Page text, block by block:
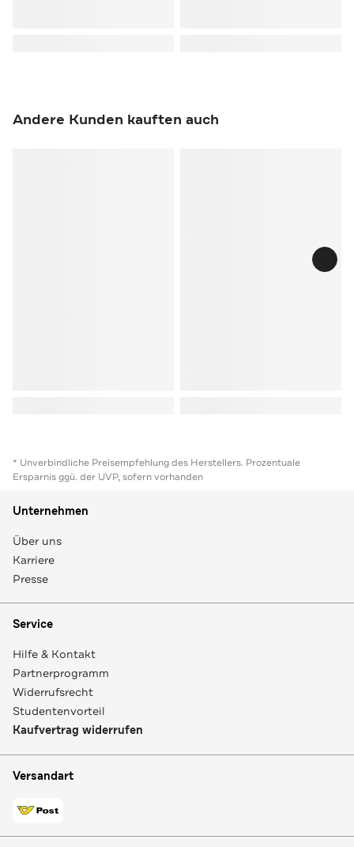
Andere Kunden kauften auch
* Unverbindliche Preisempfehlung des Herstellers. Prozentuale
Ersparnis ggü. der UVP, sofern vorhanden
Unternehmen
Über uns
Karriere
Presse
Service
Hilfe & Kontakt
Partnerprogramm
Widerrufsrecht
Studentenvorteil
Kaufvertrag widerrufen
Versandart